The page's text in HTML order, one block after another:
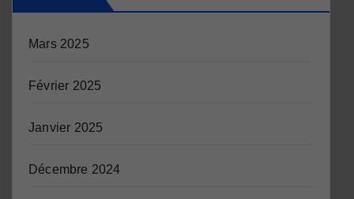
Mars 2025
Février 2025
Janvier 2025
Décembre 2024